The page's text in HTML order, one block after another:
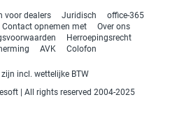
voor dealers Juridisch
office-365
Contact opnemen met
Over ons
Herroepingsrecht
AVK Colofon
incl. wettelijke BTW
| All rights reserved 2004-2025